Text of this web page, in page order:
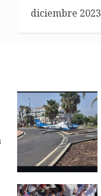
diciembre 2023